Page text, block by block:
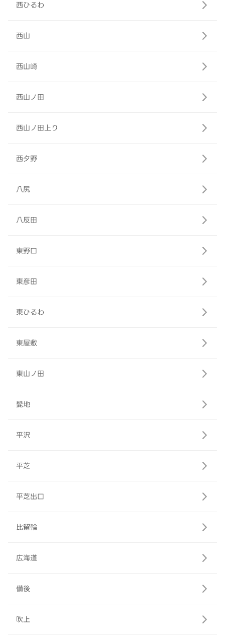
西ひるわ
西山
西山崎
西山ノ田
西山ノ田上り
西夕野
八尻
八反田
東野口
東彦田
東ひるわ
東屋敷
東山ノ田
髭地
平沢
平芝
平芝出口
比留輪
広海道
備後
吹上